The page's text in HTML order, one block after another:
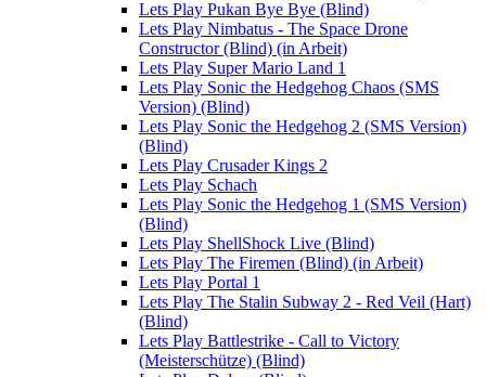
Lets Play Pukan Bye Bye (Blind)
Lets Play Nimbatus - The Space Drone
Constructor (Blind) (in Arbeit)
Lets Play Super Mario Land 1
Lets Play Sonic the Hedgehog Chaos (SMS
Version) (Blind)
Lets Play Sonic the Hedgehog 2 (SMS Version)
(Blind)
Lets Play Crusader Kings 2
Lets Play Schach
Lets Play Sonic the Hedgehog 1 (SMS Version)
(Blind)
Lets Play ShellShock Live (Blind)
Lets Play The Firemen (Blind) (in Arbeit)
Lets Play Portal 1
Lets Play The Stalin Subway 2 - Red Veil (Hart)
(Blind)
Lets Play Battlestrike - Call to Victory
(Meisterschütze) (Blind)